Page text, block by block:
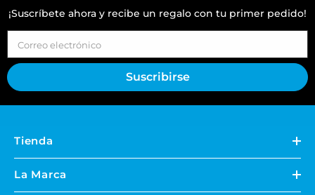
¡Suscríbete ahora y recibe un regalo con tu primer pedido!
Correo electrónico
Suscribirse
Tienda
La Marca